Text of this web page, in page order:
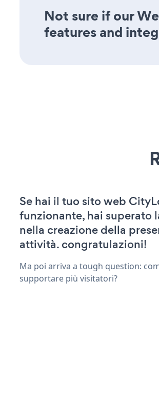
Not sure if our
features and
Se hai il tuo sito web
funzionante, hai superato
nella creazione della
attività. congratulazioni!
Ma poi arriva a tough question:
supportare più visitatori?